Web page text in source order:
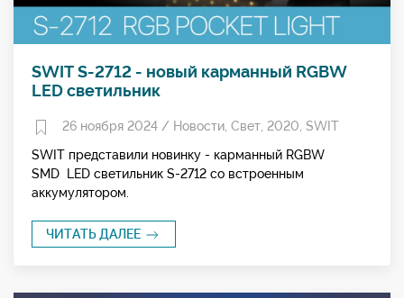
SWIT S-2712 - новый карманный RGBW
LED светильник
26 ноября 2024 / Новости, Свет, 2020, SWIT
SWIT представили новинку - карманный RGBW
SMD LED светильник S-2712 со встроенным
аккумулятором.
ЧИТАТЬ ДАЛЕЕ